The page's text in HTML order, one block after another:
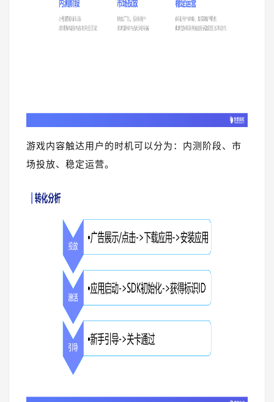
游戏内容触达用户的时机可以分为：内测阶段、市
场投放、稳定运营。